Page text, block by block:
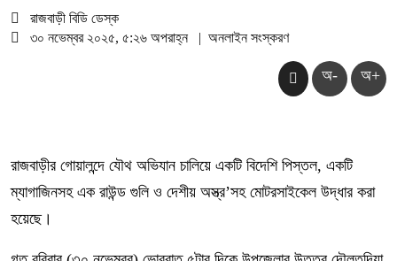
রাজবাড়ী বিডি ডেস্ক
৩০ নভেম্বর ২০২৫, ৫:২৬ অপরাহ্ন
| অনলাইন সংস্করণ
অ- অ+
রাজবাড়ীর গোয়ালন্দে যৌথ অভিযান চালিয়ে একটি বিদেশি পিস্তল, একটি
ম্যাগাজিনসহ এক রাউন্ড গুলি ও দেশীয় অস্ত্র’সহ মোটরসাইকেল উদ্ধার করা
হয়েছে।